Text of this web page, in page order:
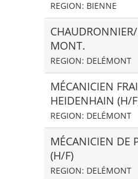
REGION: BIENNE
MONT.
REGION: DELÉMONT
MÉCANICIEN
HEIDENHAIN (H/
REGION: DELÉMONT
MÉCANICIEN DE
(H/F)
REGION: DELÉMONT